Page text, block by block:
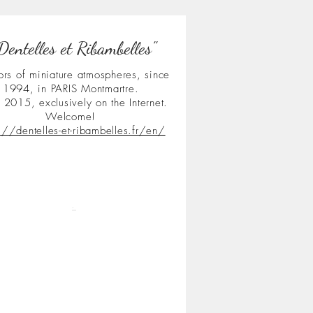
et Ribambelles"
of miniature atmospheres, since
1994, in PARIS Montmartre.
2015, exclusively on the Internet.
Welcome!
dentelles-et-ribambelles.fr/en/